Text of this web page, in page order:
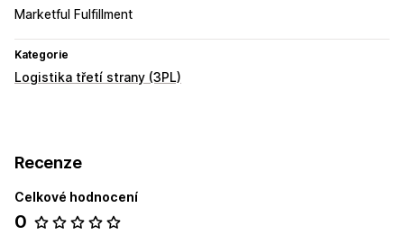
Marketful Fulfillment
Kategorie
Logistika třetí strany (3PL)
Recenze
Celkové hodnocení
0